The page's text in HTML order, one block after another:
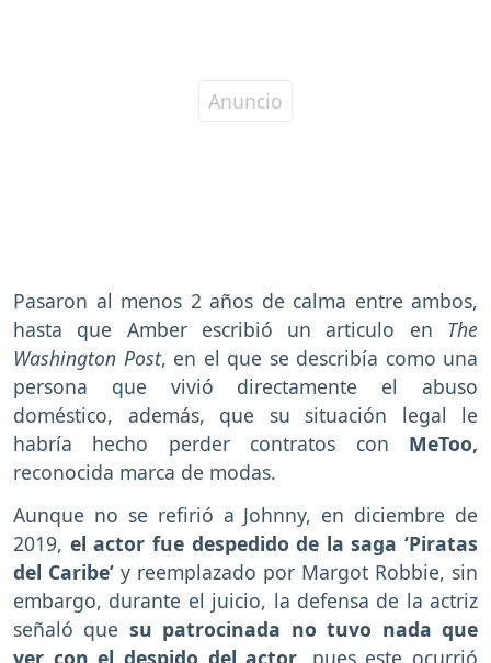
Pasaron al menos 2 años de calma entre ambos,
hasta que Amber escribió un articulo en The
Washington Post, en el que se describía como una
persona que vivió directamente el abuso
doméstico, además, que su situación legal le
habría hecho perder contratos con MeToo,
reconocida marca de modas.
Aunque no se refirió a Johnny, en diciembre de
2019, el actor fue despedido de la saga ‘Piratas
del Caribe’ y reemplazado por Margot Robbie, sin
embargo, durante el juicio, la defensa de la actriz
señaló que su patrocinada no tuvo nada que
ver con el despido del actor , pues este ocurrió